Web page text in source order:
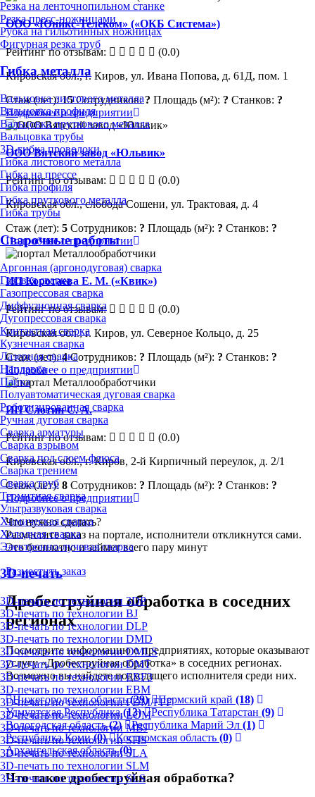
Резка на ленточнопильном станке
Резка пресс-ножницами
Рубка на гильотинных ножницах
Фигурная резка труб
Гибка металла
Вальцовка листового металла
Вальцовка профиля
Вальцовка пруткового металла
Вальцовка трубы
3D-гибка проволоки
Гибка листового металла
Гибка на прессе
Гибка профиля
Гибка пруткового металла
Гибка трубы
Сварочные работы
Аргонная (аргонодуговая) сварка
Газовая сварка
Газопрессовая сварка
Диффузионная сварка
Дугопрессовая сварка
Контактная сварка
Кузнечная сварка
Лазерная сварка
Наплавка
Пайка
Полуавтоматическая дуговая сварка
Роботизированная сварка
Ручная дуговая сварка
Сварка арматуры
Сварка взрывом
Сварка под слоем флюса
Сварка трением
Сварка труб
Термитная сварка
Ультразвуковая сварка
Химическая сварка
Холодная сварка
Электронно-лучевая сварка
3D-печать
3D-печать по технологии 3DP
3D-печать по технологии BJ
3D-печать по технологии DLP
3D-печать по технологии DMD
3D-печать по технологии DMLS
3D-печать по технологии DMT
3D-печать по технологии EBF3
3D-печать по технологии EBM
3D-печать по технологии FDM/FFF
3D-печать по технологии LOM
3D-печать по технологии MBJ
3D-печать по технологии SHS
3D-печать по технологии SLA
3D-печать по технологии SLM
3D-печать по технологии SLS
ООО «Юникс-Телеком» («ОКБ Система»)
Рейтинг по отзывам:
(0.0)
Кировская обл., г. Киров, ул. Ивана Попова, д. 61Д, пом. 1
Стаж (лет):15 Сотрудников:? Площадь (м²): ? Станков: ?
Подробнее о предприятии
ООО Вятский завод «Юльвик»
Рейтинг по отзывам:
(0.0)
Кировская обл., слобода Сошени, ул. Трактовая, д. 4
Стаж (лет): 5 Сотрудников: ? Площадь (м²): ? Станков: ?
Подробнее о предприятии
ИП Коротаева Е. М. («Квик»)
Рейтинг по отзывам:
(0.0)
Кировская обл., г. Киров, ул. Северное Кольцо, д. 25
Стаж (лет):4 Сотрудников: ? Площадь (м²): ? Станков: ?
Подробнее о предприятии
ИП Слотин С. А.
Рейтинг по отзывам:
(0.0)
Кировская обл., г. Киров, 2-й Кирпичный переулок, д. 2/1
Стаж (лет): 8 Сотрудников: ? Площадь (м²): ? Станков: ?
Подробнее о предприятии
Что нужно сделать?
Разместите заказ на портале, исполнители откликнутся сами.
Это бесплатно и займет всего пару минут
Разместить заказ
Дробеструйная обработка в соседних
регионах
Посмотрите информацию о предприятиях, которые оказывают
услугу «Дробеструйная обработка» в соседних регионах.
Возможно вы найдете подходящего исполнителя среди них.
Нижегородская область(29) Пермский край (18)
Удмуртская Республика(13) Республика Татарстан (9)
Вологодская область(2) Республика Марий Эл (1)
Республика Коми(0) Костромская область (0)
Архангельская область(0)
Что такое дробеструйная обработка?